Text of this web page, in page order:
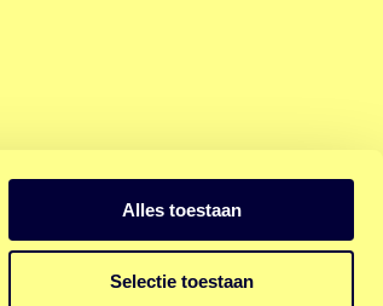
Alles toestaan
Selectie toestaan